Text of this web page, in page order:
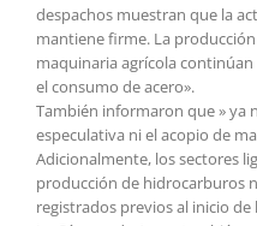
despachos muestran que la
mantiene firme. La
maquinaria agrícola
el consumo de acero».
También informaron que » ya
especulativa ni el acopio de
Adicionalmente, los sectores
producción de hidrocarburos
registrados previos al inicio de